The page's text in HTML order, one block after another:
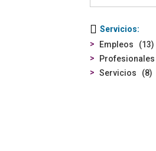
Servicios
Empleos
13
Profesionales
Servicios
8